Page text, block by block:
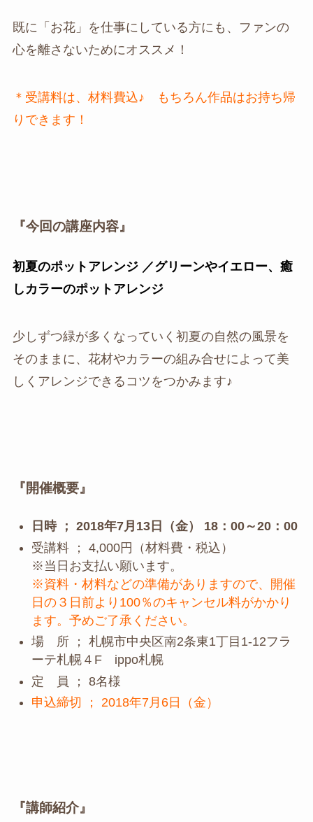
既に「お花」を仕事にしている方にも、ファンの
心を離さないためにオススメ！
＊受講料は、材料費込♪ もちろん作品はお持ち帰
りできます！
『今回の講座内容』
初夏のポットアレンジ ／グリーンやイエロー、癒
しカラーのポットアレンジ
少しずつ緑が多くなっていく初夏の自然の風景を
そのままに、花材やカラーの組み合せによって美
しくアレンジできるコツをつかみます♪
『開催概要』
日時 ； 2018年7月13日（金） 18：00～20：00
受講料 ； 4,000円（材料費・税込）
※当日お支払い願います。
※資料・材料などの準備がありますので、開催
日の３日前より100％のキャンセル料がかかり
ます。予めご了承ください。
場 所 ； 札幌市中央区南2条東1丁目1-12フラ
ーテ札幌４F ippo札幌
定 員 ； 8名様
申込締切 ； 2018年7月6日（金）
『講師紹介』